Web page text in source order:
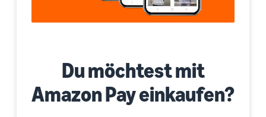
Du möchtest mit
Amazon Pay einkaufen?